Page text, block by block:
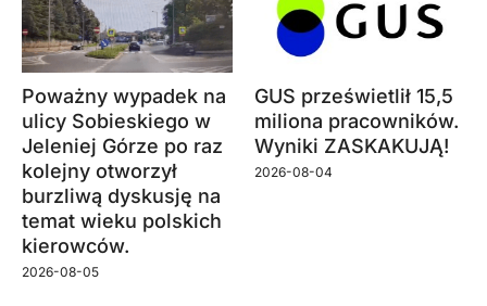
Poważny wypadek na
ulicy Sobieskiego w
Jeleniej Górze po raz
kolejny otworzył
burzliwą dyskusję na
temat wieku polskich
kierowców.
2026-08-05
GUS prześwietlił 15,5
miliona pracowników.
Wyniki ZASKAKUJĄ!
2026-08-04